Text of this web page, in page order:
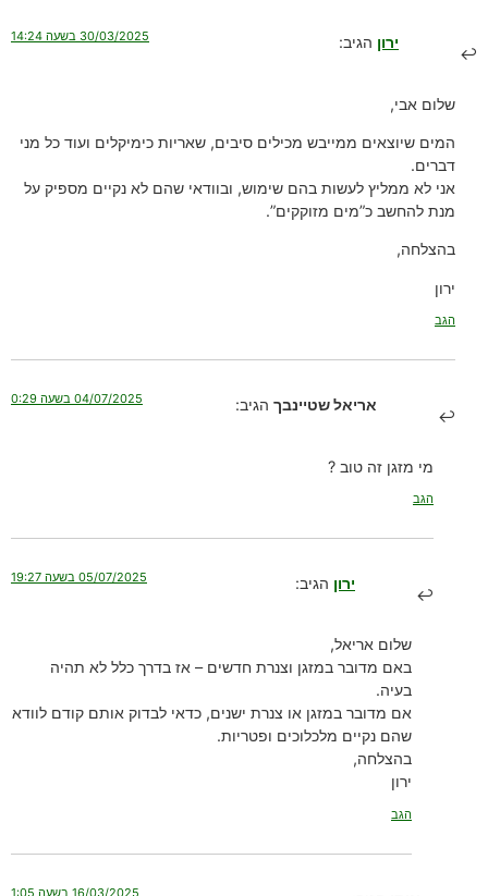
ירון הגיב: 30/03/2025 בשעה 14:24
שלום אבי,
המים שיוצאים ממייבש מכילים סיבים, שאריות כימיקלים ועוד כל מני
דברים.
אני לא ממליץ לעשות בהם שימוש, ובוודאי שהם לא נקיים מספיק על
מנת להחשב כ”מים מזוקקים”.
בהצלחה,
ירון
הגב
אריאל שטיינבך הגיב: 04/07/2025 בשעה 0:29
מי מזגן זה טוב ?
הגב
ירון הגיב: 05/07/2025 בשעה 19:27
שלום אריאל,
באם מדובר במזגן וצנרת חדשים – אז בדרך כלל לא תהיה
בעיה.
אם מדובר במזגן או צנרת ישנים, כדאי לבדוק אותם קודם לוודא
שהם נקיים מלכלוכים ופטריות.
בהצלחה,
ירון
הגב
16/03/2025 בשעה 1:05